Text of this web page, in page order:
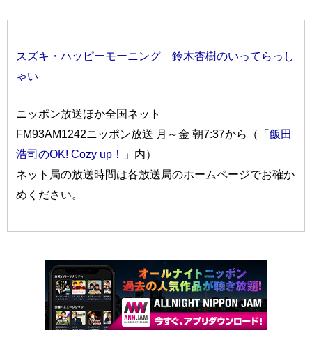
スズキ・ハッピーモーニング 鈴木杏樹のいってらっし
ゃい
ニッポン放送ほか全国ネット
FM93AM1242ニッポン放送 月～金 朝7:37から（「飯田
浩司のOK! Cozy up！
」内）
ネット局の放送時間は各放送局のホームページでお確か
めください。